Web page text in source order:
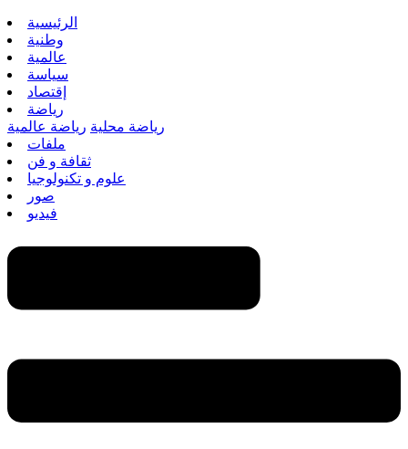
الرئيسية
وطنية
عالمية
سياسة
إقتصاد
رياضة
رياضة محلية رياضة عالمية
ملفات
ثقافة و فن
علوم و تكنولوجيا
صور
فيديو